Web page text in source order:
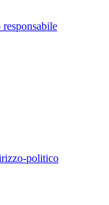
politico